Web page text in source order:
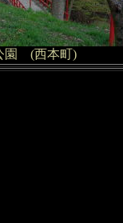
園 (西本町)